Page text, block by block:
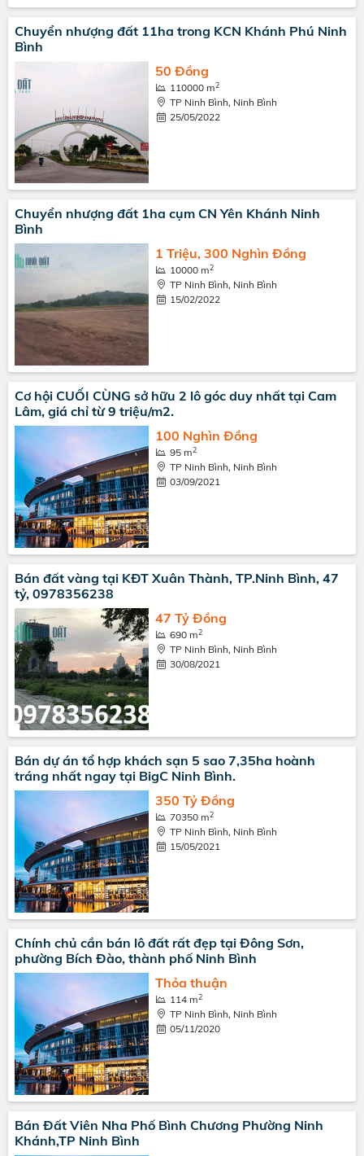
Chuyển nhượng đất 11ha trong KCN Khánh Phú Ninh
Bình
50 Đồng
110000 m2
TP Ninh Bình, Ninh Bình
25/05/2022
Chuyển nhượng đất 1ha cụm CN Yên Khánh Ninh
Bình
1 Triệu, 300 Nghìn Đồng
10000 m2
TP Ninh Bình, Ninh Bình
15/02/2022
Cơ hội CUỐI CÙNG sở hữu 2 lô góc duy nhất tại Cam
Lâm, giá chỉ từ 9 triệu/m2.
100 Nghìn Đồng
95 m2
TP Ninh Bình, Ninh Bình
03/09/2021
Bán đất vàng tại KĐT Xuân Thành, TP.Ninh Bình, 47
tỷ, 0978356238
47 Tỷ Đồng
690 m2
TP Ninh Bình, Ninh Bình
30/08/2021
Bán dự án tổ hợp khách sạn 5 sao 7,35ha hoành
tráng nhất ngay tại BigC Ninh Bình.
350 Tỷ Đồng
70350 m2
TP Ninh Bình, Ninh Bình
15/05/2021
Chính chủ cần bán lô đất rất đẹp tại Đông Sơn,
phường Bích Đào, thành phố Ninh Bình
Thỏa thuận
114 m2
TP Ninh Bình, Ninh Bình
05/11/2020
Bán Đất Viên Nha Phố Bình Chương Phường Ninh
Khánh,TP Ninh Bình